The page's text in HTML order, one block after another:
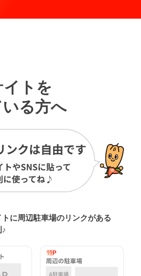
トを
る方へ
に周辺駐車場のリンクがある